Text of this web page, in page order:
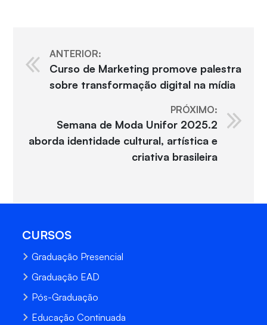
ANTERIOR:
Curso de Marketing promove palestra
sobre transformação digital na mídia
PRÓXIMO:
Semana de Moda Unifor 2025.2
aborda identidade cultural, artística e
criativa brasileira
CURSOS
Graduação Presencial
Graduação EAD
Pós-Graduação
Educação Continuada